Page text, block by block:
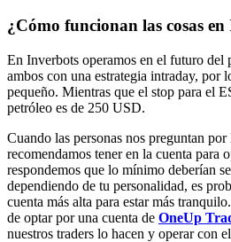
¿Cómo funcionan las cosas
En Inverbots operamos en el futuro del
ambos con una estrategia intraday, por
pequeño. Mientras que el stop para el
petróleo es de 250 USD.
Cuando las personas nos preguntan
recomendamos tener en la cuenta para
respondemos que lo mínimo deberían
dependiendo de tu personalidad, es
cuenta más alta para estar más
de optar por una cuenta de OneUp
nuestros traders lo hacen y operar con